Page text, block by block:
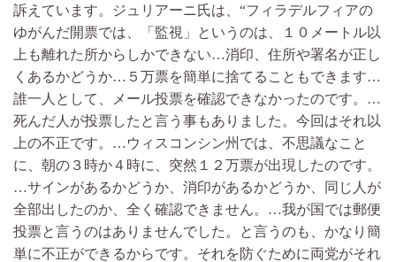
訴えています。ジュリアーニ氏は、“フィラデルフィアの
ゆがんだ開票では、「監視」というのは、１０メートル以
上も離れた所からしかできない…消印、住所や署名が正し
くあるかどうか…５万票を簡単に捨てることもできます…
誰一人として、メール投票を確認できなかったのです。…
死んだ人が投票したと言う事もありました。今回はそれ以
上の不正です。…ウィスコンシン州では、不思議なこと
に、朝の３時か４時に、突然１２万票が出現したのです。
…サインがあるかどうか、消印があるかどうか、同じ人が
全部出したのか、全く確認できません。…我が国では郵便
投票と言うのはありませんでした。と言うのも、かなり簡
単に不正ができるからです。それを防ぐために両党がそれ